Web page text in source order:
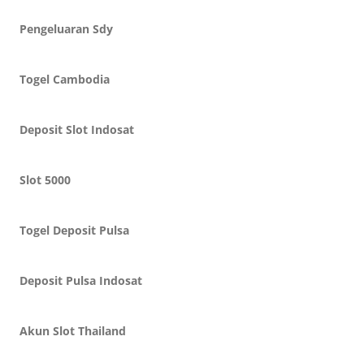
Pengeluaran Sdy
Togel Cambodia
Deposit Slot Indosat
Slot 5000
Togel Deposit Pulsa
Deposit Pulsa Indosat
Akun Slot Thailand